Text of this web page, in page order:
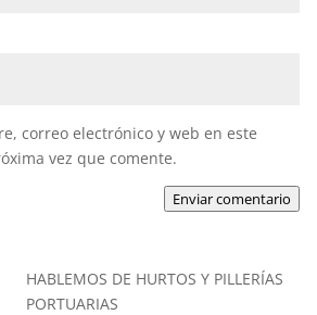
correo electrónico y web en este
vez que comente.
Enviar comentario
HABLEMOS DE HURTOS Y PILLERÍAS
PORTUARIAS